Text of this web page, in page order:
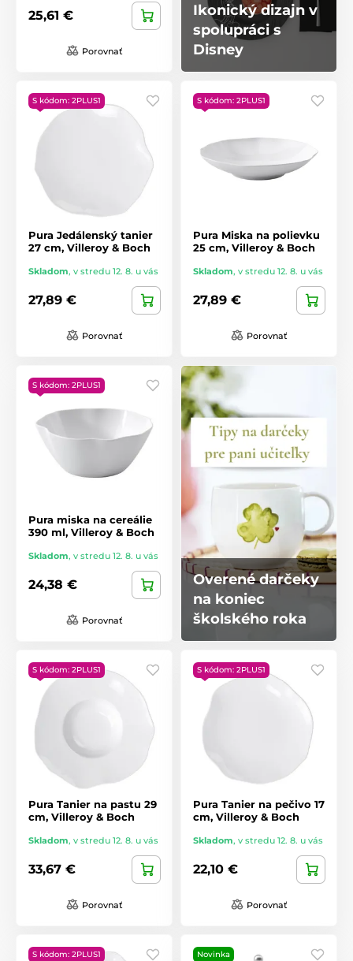
25,61 €
Porovnať
Ikonický dizajn v
spolupráci s
Disney
S kódom: 2PLUS1
Pura Jedálenský tanier
27 cm, Villeroy & Boch
Skladom, v stredu 12. 8. u vás
27,89 €
Porovnať
S kódom: 2PLUS1
Pura Miska na polievku
25 cm, Villeroy & Boch
Skladom, v stredu 12. 8. u vás
27,89 €
Porovnať
S kódom: 2PLUS1
Pura miska na cereálie
390 ml, Villeroy & Boch
Skladom, v stredu 12. 8. u vás
24,38 €
Porovnať
Overené darčeky
na koniec
školského roka
S kódom: 2PLUS1
Pura Tanier na pastu 29
cm, Villeroy & Boch
Skladom, v stredu 12. 8. u vás
33,67 €
Porovnať
S kódom: 2PLUS1
Pura Tanier na pečivo 17
cm, Villeroy & Boch
Skladom, v stredu 12. 8. u vás
22,10 €
Porovnať
S kódom: 2PLUS1 Novinka